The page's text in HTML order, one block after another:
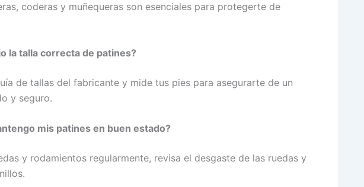
coderas y muñequeras son esenciales para protegerte de
la talla correcta de patines?
de tallas del fabricante y mide tus pies para asegurarte de un
y seguro.
mis patines en buen estado?
y rodamientos regularmente, revisa el desgaste de las ruedas y